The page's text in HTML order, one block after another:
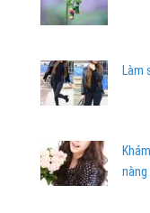
Làm
nàng